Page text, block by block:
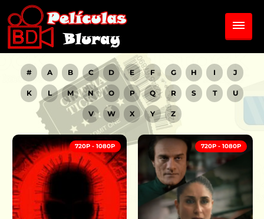
# A B C D E F G H I J
K L M N O P Q R S T U
V W X Y Z
720P - 1080P 720P - 1080P